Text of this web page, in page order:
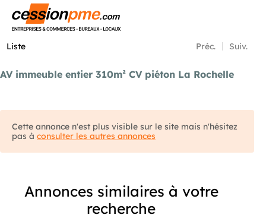
Liste Préc. Suiv.
AV immeuble entier 310m² CV piéton La Rochelle
Cette annonce n'est plus visible sur le site mais n'hésitez
pas à consulter les autres annonces
Annonces similaires à votre
recherche